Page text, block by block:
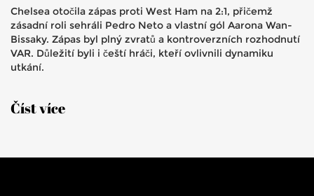
Chelsea otočila zápas proti West Ham na 2:1, přičemž
zásadní roli sehráli Pedro Neto a vlastní gól Aarona Wan-
Bissaky. Zápas byl plný zvratů a kontroverzních rozhodnutí
VAR. Důležití byli i čeští hráči, kteří ovlivnili dynamiku
utkání.
Číst více